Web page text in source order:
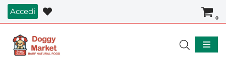
Vai
al
contenuto
Accedi
0